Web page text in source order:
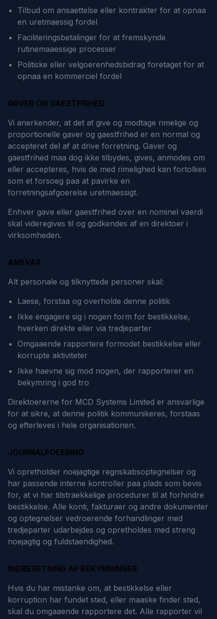
Tilbud om ansaettelse eller kontrakter for at opnaa
en uretmaessig fordel
Faciliteringsbetalinger for at fremskynde
rutinemaaessige processer
Politiske eller velgoerenhedsbidrag foretaget for at
opnaa en kommerciel fordel
GAVER OG GAESTFRIHED
Vi anerkender, at det at give og modtage rimelige og
proportionelle gaver og gaestfrihed er en normal og
accepteret del af at drive forretning. Gaver og
gaestfrihed maa dog ikke tilbydes, gives, anmodes om
eller accepteres, hvis de med rimelighed kan fortolkes
som et forsoeg paa at pavirke en
forretningsafgoerelse uretmaessigt.
Enhver gave eller gaestfrihed over en nominel vaerdi
skal videregives til og godkendes af en direktoer i
virksomheden.
ANSVAR
Alt personale og tilknyttede personer skal:
Laese, forstaa og overholde denne politik
Ikke engagere sig i nogen form for bestikkelse,
hverken direkte eller via tredjeparter
Omgaaende rapportere formodet bestikkelse eller
korrupte aktiviteter
Ikke haevne sig mod nogen, der rapporterer en
bekymring i god tro
Direktoererne for MCD Systems Limited er ansvarlige
for at sikre, at denne politik kommunikeres, forstaas
og efterleves i hele organisationen.
JOURNALFOEERING
Vi opretholder noejagtige regnskabsoptegnelser og
har passende interne kontroller paa plads som bevis
for, at vi har tilstraekkelige procedurer til at forhindre
bestikkelse. Alle konti, fakturaer og andre dokumenter
og optegnelser vedroerende forhandlinger med
tredjeparter udarbejdes og opretholdes med streng
noejagtig og fuldstaendighed.
INDBERETNING AF BEKYMRINGER
Hvis du har mistanke om, at bestikkelse eller
korruption har fundet sted, eller maaske finder sted,
skal du omgaaende rapportere det. Alle rapporter vil